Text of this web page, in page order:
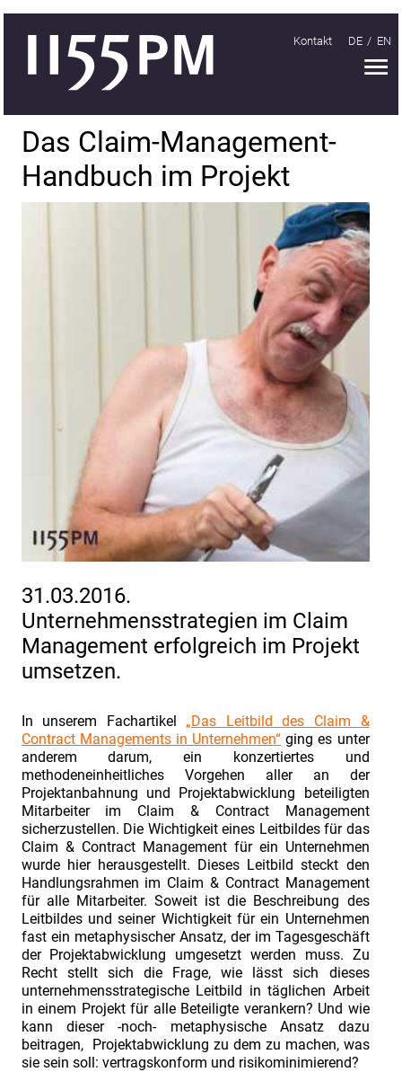
Kontakt DE EN
Das Claim-Management-
Handbuch im Projekt
31.03.2016.
Unternehmensstrategien im Claim
Management erfolgreich im Projekt
umsetzen.
In unserem Fachartikel „Das Leitbild des Claim &
Contract Managements in Unternehmen“ ging es unter
anderem darum, ein konzertiertes und
methodeneinheitliches Vorgehen aller an der
Projektanbahnung und Projektabwicklung beteiligten
Mitarbeiter im Claim & Contract Management
sicherzustellen. Die Wichtigkeit eines Leitbildes für das
Claim & Contract Management für ein Unternehmen
wurde hier herausgestellt. Dieses Leitbild steckt den
Handlungsrahmen im Claim & Contract Management
für alle Mitarbeiter. Soweit ist die Beschreibung des
Leitbildes und seiner Wichtigkeit für ein Unternehmen
fast ein metaphysischer Ansatz, der im Tagesgeschäft
der Projektabwicklung umgesetzt werden muss. Zu
Recht stellt sich die Frage, wie lässt sich dieses
unternehmensstrategische Leitbild in täglichen Arbeit
in einem Projekt für alle Beteiligte verankern? Und wie
kann dieser -noch- metaphysische Ansatz dazu
beitragen, Projektabwicklung zu dem zu machen, was
sie sein soll: vertragskonform und risikominimierend?
Handeln
Organisieren
Lernen
Unternehmensnachrichten
Fachartikel
Baustellentag
des
VDMA.
1155PM
consultants
nimmt
teil
zum
Erfahrungsaustausch
"Zusammenarbeit
zwischen
und
Projektabwicklung
beim
Claims
Management."
Vortrag
"Contract
&
Claim
Management
in
industriellen
Projekten"
beim